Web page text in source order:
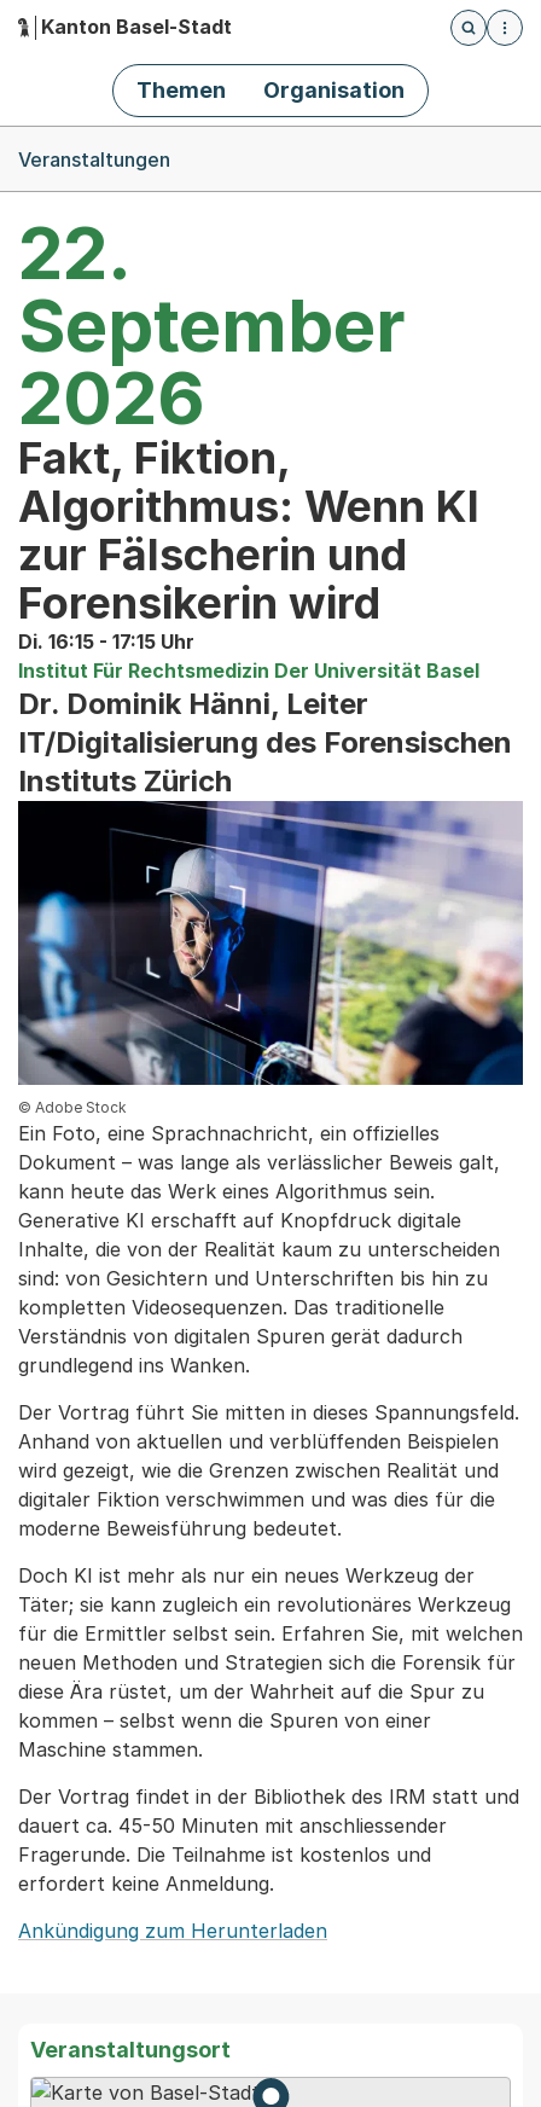
Hauptnavigation
Kanton Basel-Stadt
Öffnet
Themen Organisation
Veranstaltungen
Fakt, Fiktion,
Algorithmus: Wenn KI
zur Fälscherin und
Forensikerin wird
22.
September
2026
Di. 16:15 - 17:15 Uhr
Institut Für Rechtsmedizin Der Universität Basel
Dr. Dominik Hänni, Leiter
IT/Digitalisierung des Forensischen
Instituts Zürich
© Adobe Stock
Ein Foto, eine Sprachnachricht, ein offizielles
Dokument – was lange als verlässlicher Beweis galt,
kann heute das Werk eines Algorithmus sein.
Generative KI erschafft auf Knopfdruck digitale
Inhalte, die von der Realität kaum zu unterscheiden
sind: von Gesichtern und Unterschriften bis hin zu
kompletten Videosequenzen. Das traditionelle
Verständnis von digitalen Spuren gerät dadurch
grundlegend ins Wanken.
Der Vortrag führt Sie mitten in dieses Spannungsfeld.
Anhand von aktuellen und verblüffenden Beispielen
wird gezeigt, wie die Grenzen zwischen Realität und
digitaler Fiktion verschwimmen und was dies für die
moderne Beweisführung bedeutet.
Doch KI ist mehr als nur ein neues Werkzeug der
Täter; sie kann zugleich ein revolutionäres Werkzeug
für die Ermittler selbst sein. Erfahren Sie, mit welchen
neuen Methoden und Strategien sich die Forensik für
diese Ära rüstet, um der Wahrheit auf die Spur zu
kommen – selbst wenn die Spuren von einer
Maschine stammen.
Der Vortrag findet in der Bibliothek des IRM statt und
dauert ca. 45-50 Minuten mit anschliessender
Fragerunde. Die Teilnahme ist kostenlos und
erfordert keine Anmeldung.
Ankündigung zum Herunterladen
Veranstaltungsort